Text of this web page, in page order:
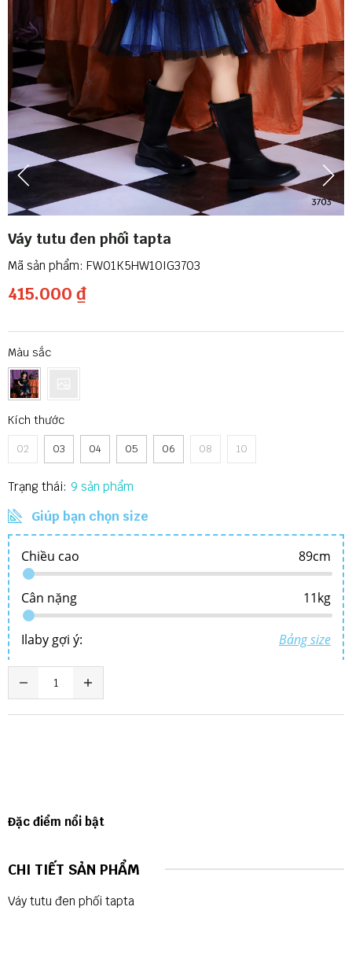
Váy tutu đen phối tapta
415.000 ₫
Màu sắc
Kích thước
02 03 04 05 06 08 10
Giúp bạn chọn size
FW01K5HW10IG3703
Đặc điểm nổi bật
Trạng thái: 9
CHI TIẾT SẢN PHẨM
Váy tutu đen phối tapta